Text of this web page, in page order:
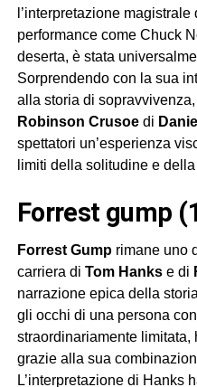
l’interpretazione magistrale
performance come Chuck
deserta, è stata
Sorprendendo con la sua
alla storia di
Robinson Crusoedi
spettatori un’esperienza
limiti della solitudine e
forrest gump
Forrest Gumprimane uno
carriera di Tom Hankse di
narrazione epica della
gli occhi di una persona
straordinariamente
grazie alla sua
L’interpretazione di Hanks